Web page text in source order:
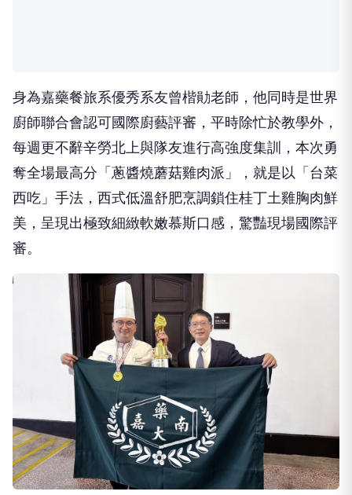
身為嘉藥餐旅系優秀系友曾楷勛老師，他同時是世界
廚師聯合會認可國際廚藝評審，平時除忙於教學外，
每週更不辭辛勞北上與隊友進行高強度集訓，本次勇
奪全場最高分「蔥醬燒蘑菇雞肉派」，就是以「台菜
西吃」手法，西式低溫舒肥烹調鎖住桂丁土雞胸肉鮮
美，呈現出極致細緻軟嫩慕斯口感，驚豔現場國際評
審。